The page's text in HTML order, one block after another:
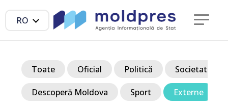
RO
Toate Oficial Politică Societate
Descoperă Moldova Sport Externe